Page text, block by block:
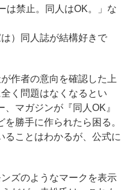
禁止。同人はOK。」な
）同人誌が結構好きで
作者の意向を確認した上
く問題はなくなるとい
マガジンが『同人OK』
勝手に作られたら困る。
ることはわかるが、公式に
ズのようなマークを表示